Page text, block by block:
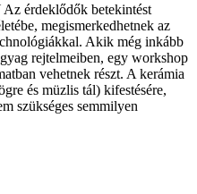
érdeklődők betekintést
megismerkedhetnek az
Akik még inkább
rejtelmeiben, egy workshop
vehetnek részt. A kerámia
és müzlis tál) kifestésére,
szükséges semmilyen